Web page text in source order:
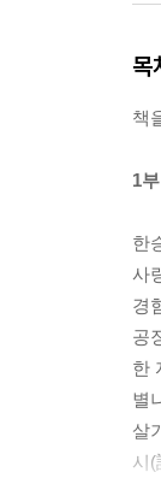
목
책
1
한
사
경
공
한
별
살
시(